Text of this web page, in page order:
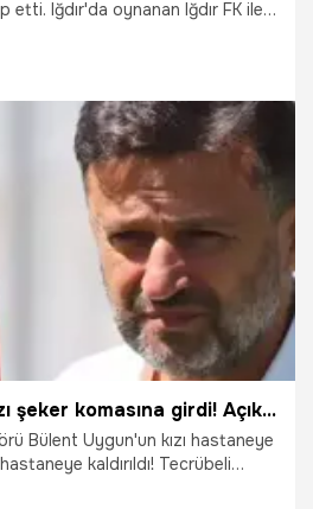
etti. Iğdır'da oynanan Iğdır FK ile
Bülent Uygun'un kızı şeker komasına girdi! Açıklama geldi
Bülent Uygun'un kızı hastaneye
kaldırıldı! Tecrübeli